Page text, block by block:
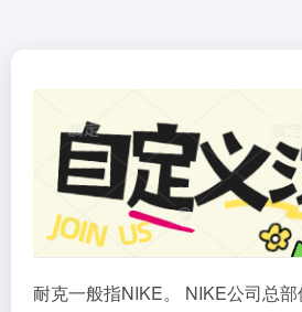
耐克一般指NIKE。 NIKE公司总